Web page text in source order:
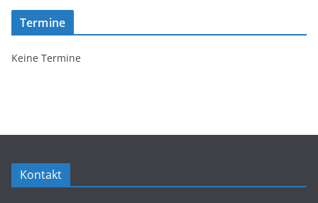
Termine
Keine Termine
Kontakt